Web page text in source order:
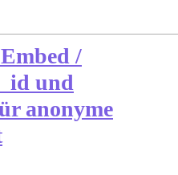
/
und
anonyme